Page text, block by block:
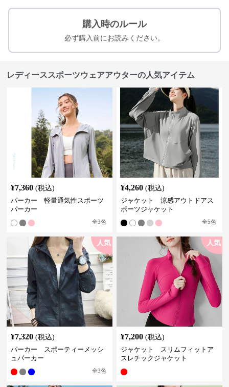
購入時のルール
必ず購入前にお読みください。
レディーススポーツウェアアウターの人気アイテム
¥7,360 (税込)
パーカー 軽量通気性スポーツ
パーカー
全3色
¥4,260 (税込)
ジャケット 涼感アウトドアス
ポーツジャケット
全5色
人気
¥7,320 (税込)
パーカー スポーティーメッシ
ュパーカー
全3色
人気
¥7,200 (税込)
ジャケット スリムフィットア
スレチックジャケット